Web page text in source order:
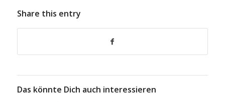
Share this entry
Das könnte Dich auch interessieren